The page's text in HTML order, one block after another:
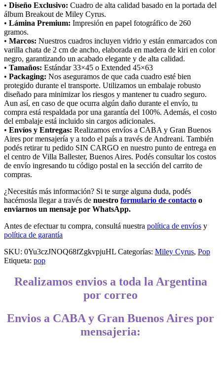
• Diseño Exclusivo: Cuadro de alta calidad basado en la portada del
álbum Breakout de Miley Cyrus.
• Lámina Premium: Impresión en papel fotográfico de 260
gramos.
• Marcos: Nuestros cuadros incluyen vidrio y están enmarcados con
varilla chata de 2 cm de ancho, elaborada en madera de kiri en color
negro, garantizando un acabado elegante y de alta calidad.
• Tamaños: Estándar 33×45 o Extended 45×63
• Packaging: Nos aseguramos de que cada cuadro esté bien
protegido durante el transporte. Utilizamos un embalaje robusto
diseñado para minimizar los riesgos y mantener tu cuadro seguro.
Aun así, en caso de que ocurra algún daño durante el envío, tu
compra está respaldada por una garantía del 100%. Además, el costo
del embalaje está incluido sin cargos adicionales.
• Envíos y Entregas: Realizamos envíos a CABA y Gran Buenos
Aires por mensajería y a todo el país a través de Andreani. También
podés retirar tu pedido SIN CARGO en nuestro punto de entrega en
el centro de Villa Ballester, Buenos Aires. Podés consultar los costos
de envío ingresando tu código postal en la sección del carrito de
compras.
¿Necesitás más información? Si te surge alguna duda, podés
hacérnosla llegar a través de nuestro formulario de contacto o
enviarnos un mensaje por WhatsApp.
Antes de efectuar tu compra, consultá nuestra política de envíos y
política de garantía
SKU: 0Yu3czJNOQ68fZgkvpjuHL Categorías: Miley Cyrus, Pop
Etiqueta: pop
Realizamos envios a toda la Argentina
por correo
Envios a CABA y Gran Buenos Aires por
mensajeria: